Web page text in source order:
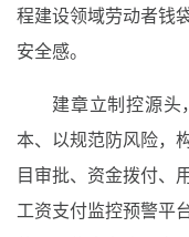
程建设领域劳动者钱
安全感。
建章立制控源头
本、以规范防风险，
目审批、资金拨付、
工资支付监控预警平